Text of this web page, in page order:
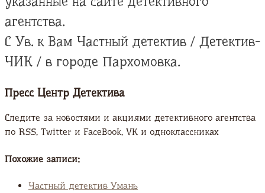
агентства.
С Ув. к Вам Частный детектив / Детектив-
ЧИК / в городе Пархомовка.
Пресс Центр Детектива
Следите за новостями и акциями детективного агентства
по RSS, Twitter и FaсeBook, VK и одноклассниках
Похожие записи:
Частный детектив Умань